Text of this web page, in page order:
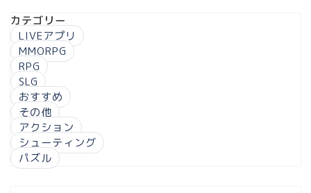
カテゴリー
LIVEアプリ
MMORPG
RPG
SLG
おすすめ
その他
アクション
シューティング
パズル